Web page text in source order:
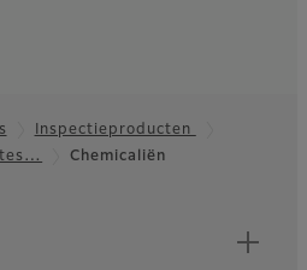
Inspectieproducten
Chemicaliën